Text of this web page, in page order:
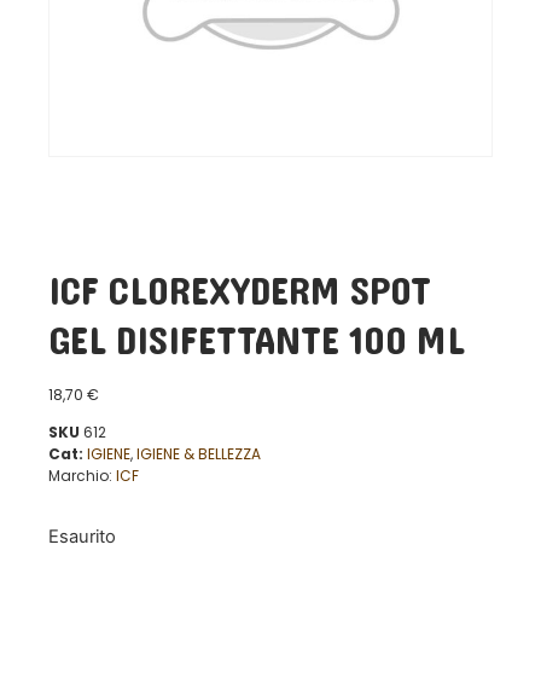
ICF CLOREXYDERM SPOT
GEL DISIFETTANTE 100 ML
18,70 €
SKU 612
Cat: IGIENE,IGIENE & BELLEZZA
Marchio: ICF
Esaurito